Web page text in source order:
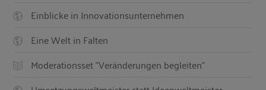
Einblicke in Innovationsunternehmen
Eine Welt in Falten
Moderationsset "Veränderungen begleiten"